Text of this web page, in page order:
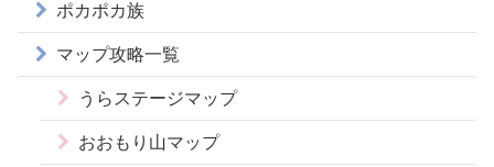
ポカポカ族
マップ攻略一覧
うらステージマップ
おおもり山マップ